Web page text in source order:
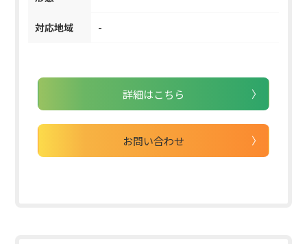
対応地域 -
詳細はこちら
お問い合わせ